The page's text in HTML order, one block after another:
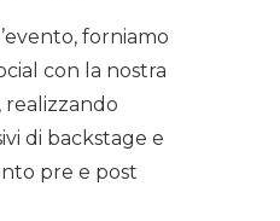
forniamo
con la nostra
realizzando
di backstage e
pre e post